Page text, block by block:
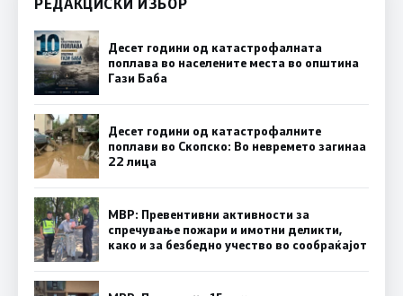
Десет години од катастрофалната
поплава во населените места во општина
Гази Баба
Десет години од катастрофалните
поплави во Скопско: Во невремето загинаа
22 лица
МВР: Превентивни активности за
спречување пожари и имотни деликти,
како и за безбедно учество во сообраќајот